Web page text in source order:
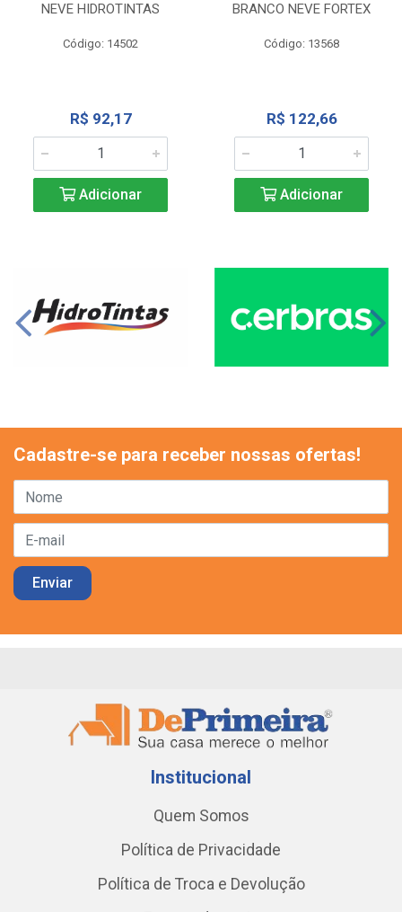
NEVE HIDROTINTAS
Código: 14502
R$ 92,17
Adicionar
BRANCO NEVE FORTEX
Código: 13568
R$ 122,66
Adicionar
Cadastre-se para receber nossas ofertas!
Institucional
Quem Somos
Política de Privacidade
Política de Troca e Devolução